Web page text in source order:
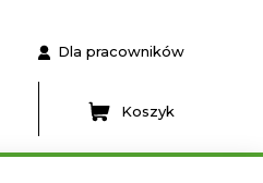
Dla pracowników
Koszyk